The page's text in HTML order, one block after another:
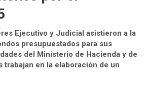
Ejecutivo y Judicial asistieron a la
presupuestados para sus
del Ministerio de Hacienda y de
en la elaboración de un